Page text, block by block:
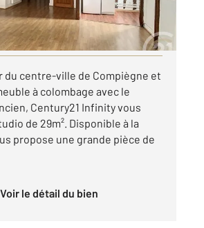
comprises
du centre-ville de Compiègne et
à colombage avec le
Century21 Infinity vous
de 29m². Disponible à la
propose une grande pièce de
Voir le détail du bien